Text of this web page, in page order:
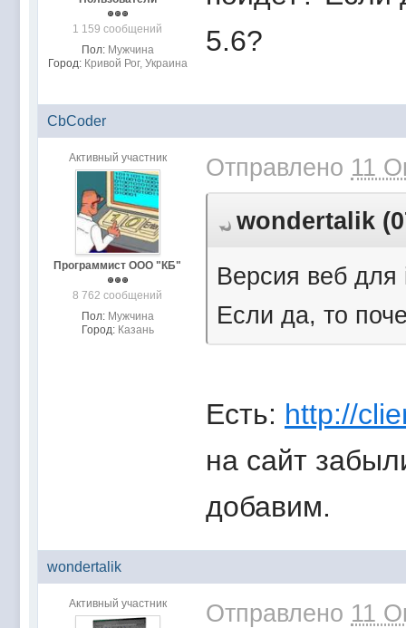
1 159 сообщений
Пол: Мужчина
Город: Кривой Рог, Украина
5.6?
CbCoder
Активный участник
Программист ООО "КБ"
8 762 сообщений
Пол: Мужчина
Город: Казань
Отправлено 11
wondertalik
Версия веб
Если да, то
Есть: http://
на сайт
добавим.
wondertalik
Активный участник Отправлено 11